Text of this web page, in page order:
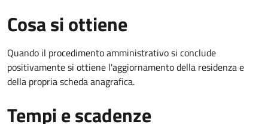
Cosa si ottiene
Quando il procedimento amministrativo si conclude
positivamente si ottiene l'aggiornamento della residenza e
della propria scheda anagrafica.
Tempi e scadenze